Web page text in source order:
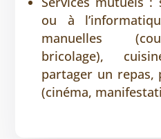
ou à
manuelles
bricolage),
partager un repas,
(cinéma,